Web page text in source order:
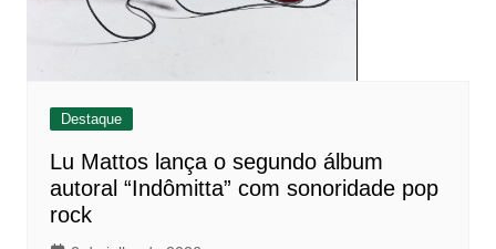
Destaque
Lu Mattos lança o segundo álbum
autoral “Indômitta” com sonoridade pop
rock